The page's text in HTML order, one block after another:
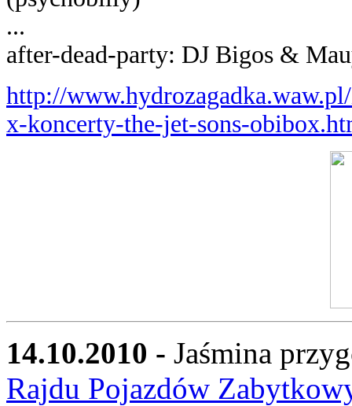
...
after-dead-party: DJ Bigos &
http://
x-koncerty-the-jet-sons-
14.10.2010 - Jaśmina
Rajdu Pojazdów